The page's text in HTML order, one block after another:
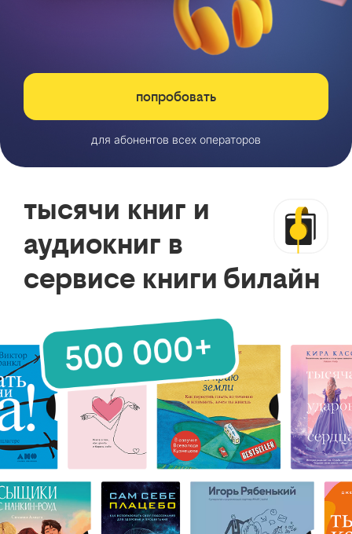
попробовать
для абонентов всех операторов
тысячи книг и
аудиокниг в
сервисе книги билайн